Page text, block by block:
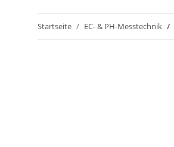
Startseite EC- & PH-Messtechnik